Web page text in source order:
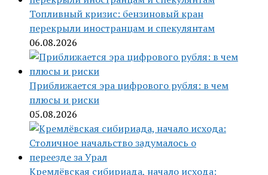
Топливный кризис: бензиновый кран
перекрыли иностранцам и спекулянтам
06.08.2026
Приближается эра цифрового рубля: в чем
плюсы и риски
05.08.2026
Кремлёвская сибириада, начало исхода: